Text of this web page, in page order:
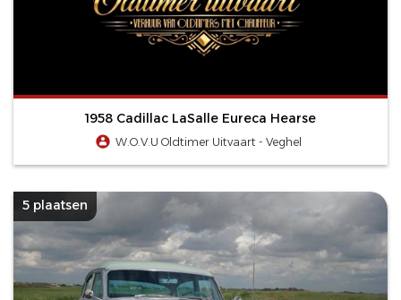
1958 Cadillac LaSalle Eureca Hearse
W.O.V.U Oldtimer Uitvaart - Veghel
5 plaatsen